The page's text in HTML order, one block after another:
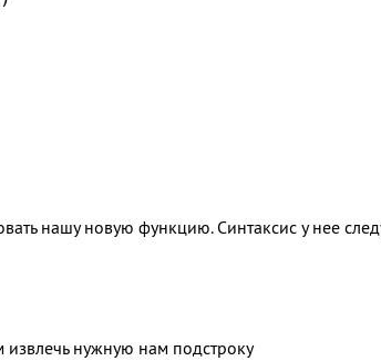
нашу новую функцию. Синтаксис у нее
извлечь нужную нам подстроку